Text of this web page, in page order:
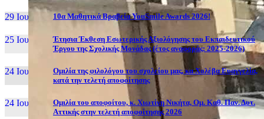
29 Ιουν, 26 10α Μαθητικά Βραβεία YouSmile Awards 2026!
25 Ιουν, 26
Έτησια Έκθεση Εσωτερικής Αξιολόγησης του Εκπαιδευτικού
Έργου της Σχολικής Μονάδας (έτος αναφοράς: 2025-2026)
24 Ιουν, 26
Ομιλία της φιλολόγου του σχολείου μας, κα Χολέβα Ευαγγελία,
κατά την τελετή αποφοίτησης
24 Ιουν, 26
Ομιλία του αποφοίτου, κ. Χιωτίνη Νικήτα, Ομ. Καθ. Παν. Δυτ.
Αττικής στην τελετή αποφοίτησης 2026